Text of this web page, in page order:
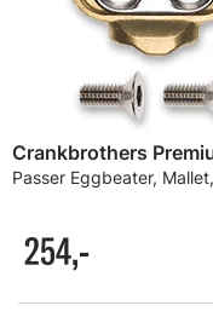
Crankbrothers
Passer Eggbeater,
254,-